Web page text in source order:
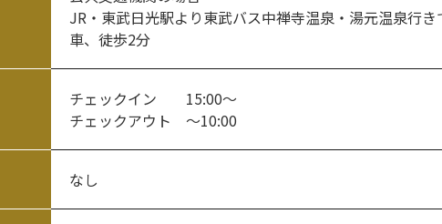
JR・東武日光駅より東武バス中禅寺温泉・湯元温泉行
車、徒歩2分
チェックイン 15:00～
チェックアウト ～10:00
なし